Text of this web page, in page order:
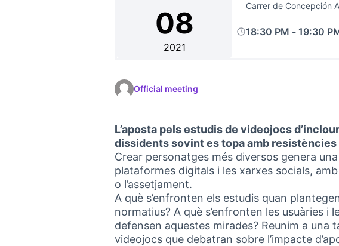
08
2021
Carrer de Concepción
18:30 PM - 19:30
Official meeting
L’aposta pels estudis de videojocs
dissidents sovint es topa amb
Crear personatges més diversos genera
plataformes digitals i les xarxes socials,
o l’assetjament.
A què s’enfronten els estudis quan
normatius? A què s’enfronten les usuàries i
defensen aquestes mirades? Reunim a una
videojocs que debatran sobre l’impacte